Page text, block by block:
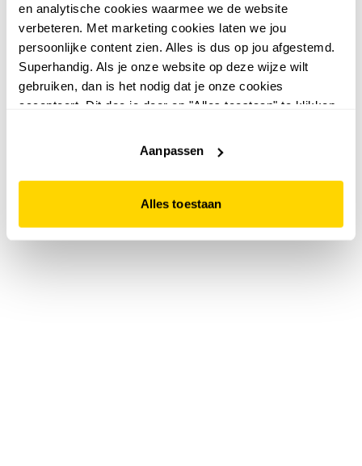
en analytische cookies waarmee we de website
verbeteren. Met marketing cookies laten we jou
persoonlijke content zien. Alles is dus op jou afgestemd.
Superhandig. Als je onze website op deze wijze wilt
gebruiken, dan is het nodig dat je onze cookies
accepteert. Dit doe je door op "Alles toestaan" te klikken.
website niet optimaal functioneert.
Aanpassen
Alles toestaan